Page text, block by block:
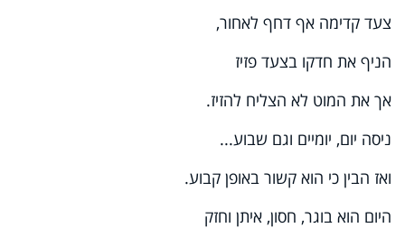
צעד קדימה אף דחף לאחור,
הניף את חדקו בצעד פזיז
אך את המוט לא הצליח להזיז.
ניסה יום, יומיים וגם שבוע...
ואז הבין כי הוא קשור באופן קבוע.
היום הוא בוגר, חסון, איתן וחזק